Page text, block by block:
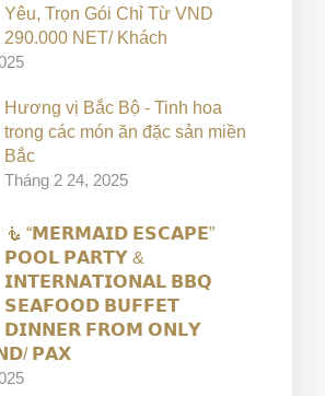
Yêu, Trọn Gói Chỉ Từ VND
290.000 NET/ Khách
Hương vị Bắc Bộ - Tinh hoa
trong các món ăn đặc sản miền
Bắc
Tháng 2 24, 2025
🧜 “𝗠𝗘𝗥𝗠𝗔𝗜𝗗 𝗘𝗦𝗖𝗔𝗣𝗘”
𝗣𝗢𝗢𝗟 𝗣𝗔𝗥𝗧𝗬 &
𝗜𝗡𝗧𝗘𝗥𝗡𝗔𝗧𝗜𝗢𝗡𝗔𝗟 𝗕𝗕𝗤
𝗦𝗘𝗔𝗙𝗢𝗢𝗗 𝗕𝗨𝗙𝗙𝗘𝗧
𝗗𝗜𝗡𝗡𝗘𝗥 𝗙𝗥𝗢𝗠 𝗢𝗡𝗟𝗬
𝗣𝗔𝗫